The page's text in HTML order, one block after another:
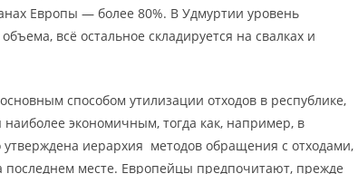
Европы — более 80%. В Удмуртии уровень
всё остальное складируется на свалках и
способом утилизации отходов в республике,
наиболее экономичным, тогда как, например, в
утверждена иерархия методов обращения с отходами,
последнем месте. Европейцы предпочитают, прежде